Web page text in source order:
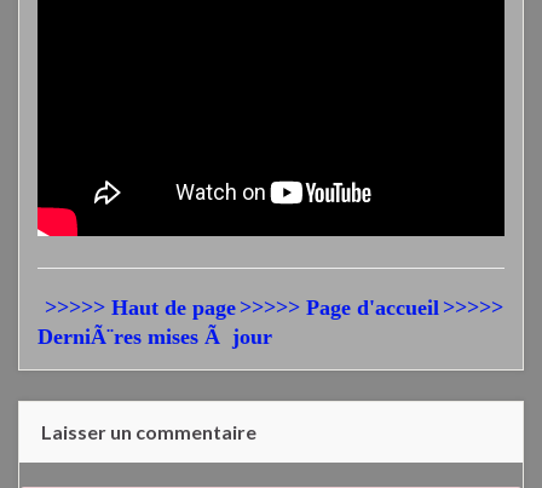
>>>>> Haut de page >>>>> Page d'accueil >>>>>
DerniÃ¨res mises Ã jour
Laisser un commentaire